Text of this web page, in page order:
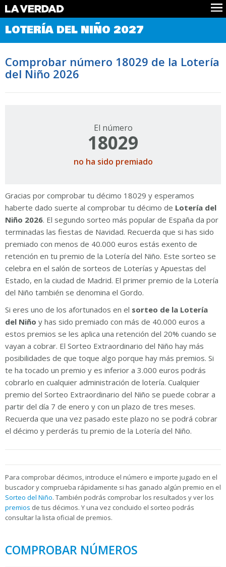
Comprobar Loteria del Niño
Premios
Noticias
Datos
Historia
LOTERÍA DEL NIÑO 2027
Comprobar número 18029 de la Lotería
del Niño 2026
El número
18029
no ha sido premiado
Gracias por comprobar tu décimo 18029 y esperamos
haberte dado suerte al comprobar tu décimo de Lotería del
Niño 2026. El segundo sorteo más popular de España da por
terminadas las fiestas de Navidad. Recuerda que si has sido
premiado con menos de 40.000 euros estás exento de
retención en tu premio de la Lotería del Niño. Este sorteo se
celebra en el salón de sorteos de Loterías y Apuestas del
Estado, en la ciudad de Madrid. El primer premio de la Lotería
del Niño también se denomina el Gordo.
Si eres uno de los afortunados en el sorteo de la Lotería
del Niño y has sido premiado con más de 40.000 euros a
estos premios se les aplica una retención del 20% cuando se
vayan a cobrar. El Sorteo Extraordinario del Niño hay más
posibilidades de que toque algo porque hay más premios. Si
te ha tocado un premio y es inferior a 3.000 euros podrás
cobrarlo en cualquier administración de lotería. Cualquier
premio del Sorteo Extraordinario del Niño se puede cobrar a
partir del día 7 de enero y con un plazo de tres meses.
Recuerda que una vez pasado este plazo no se podrá cobrar
el décimo y perderás tu premio de la Lotería del Niño.
Para comprobar décimos, introduce el número e importe jugado en el
buscador y comprueba rápidamente si has ganado algún premio en el
Sorteo del Niño. También podrás comprobar los resultados y ver los
premios de tus décimos. Y una vez concluido el sorteo podrás
consultar la lista oficial de premios.
COMPROBAR NÚMEROS